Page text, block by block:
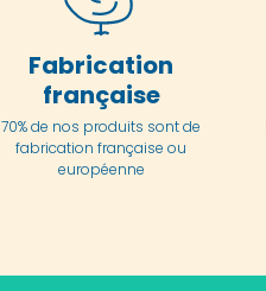
Fabrication
française
70% de nos produits sont de
fabrication française ou
européenne